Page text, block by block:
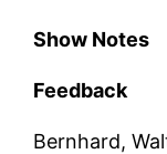
Show Notes
Feedback
Bernhard,